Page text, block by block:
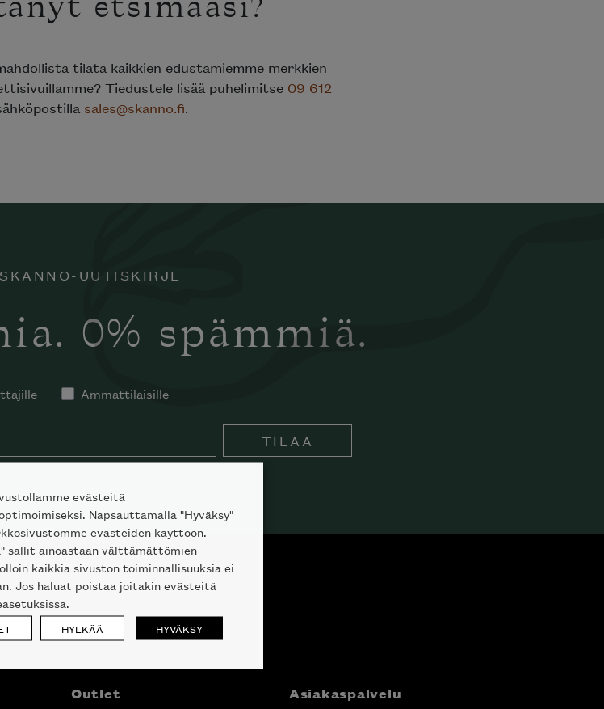
etsimääsi?
tilata kaikkien edustamiemme merkkien
Tiedustele lisää puhelimitse 09 612
sales@skanno.fi.
UUTISKIRJE
0% spämmiä.
Ammattilaisille
TILAA
Outlet Asiakaspalvelu
evästeitä
Napsauttamalla "Hyväksy"
evästeiden käyttöön.
sallit ainoastaan välttämättömien
kaikkia sivuston toiminnallisuuksia ei
Jos haluat poistaa joitakin evästeitä
HYLKÄÄ HYVÄKSY